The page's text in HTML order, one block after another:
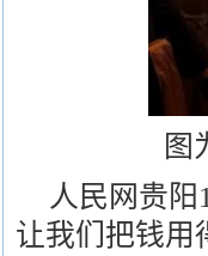
图
人民网贵
让我们把钱用